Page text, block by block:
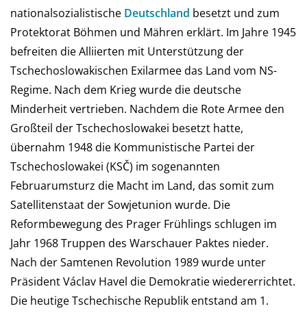
nationalsozialistische Deutschland besetzt und zum
Protektorat Böhmen und Mähren erklärt. Im Jahre 1945
befreiten die Alliierten mit Unterstützung der
Tschechoslowakischen Exilarmee das Land vom NS-
Regime. Nach dem Krieg wurde die deutsche
Minderheit vertrieben. Nachdem die Rote Armee den
Großteil der Tschechoslowakei besetzt hatte,
übernahm 1948 die Kommunistische Partei der
Tschechoslowakei (KSČ) im sogenannten
Februarumsturz die Macht im Land, das somit zum
Satellitenstaat der Sowjetunion wurde. Die
Reformbewegung des Prager Frühlings schlugen im
Jahr 1968 Truppen des Warschauer Paktes nieder.
Nach der Samtenen Revolution 1989 wurde unter
Präsident Václav Havel die Demokratie wiedererrichtet.
Die heutige Tschechische Republik entstand am 1.